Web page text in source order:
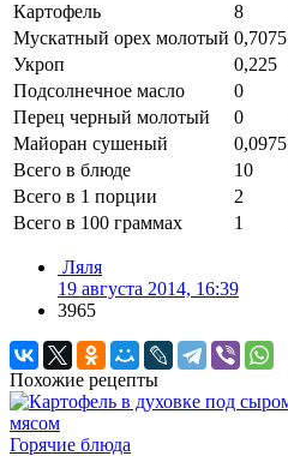
Картофель
8
Мускатный орех молотый 0,7075
Укроп
0,225
Подсолнечное масло
0
Перец черный молотый
0
Майоран сушеный
0,0975
Всего в блюде
10
Всего в 1 порции
2
Всего в 100 граммах
1
Ляля
19 августа 2014, 16:39
3965
Похожие рецепты
Горячие блюда